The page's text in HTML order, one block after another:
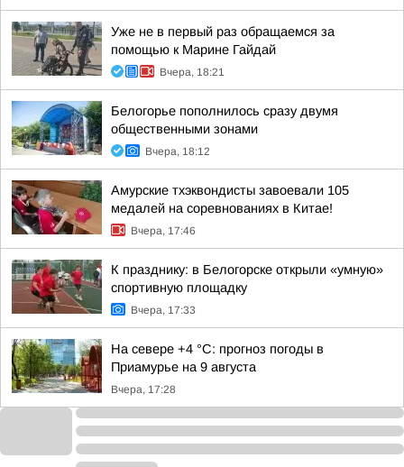
Уже не в первый раз обращаемся за
помощью к Марине Гайдай
Вчера, 18:21
Белогорье пополнилось сразу двумя
общественными зонами
Вчера, 18:12
Амурские тхэквондисты завоевали 105
медалей на соревнованиях в Китае!
Вчера, 17:46
К празднику: в Белогорске открыли «умную»
спортивную площадку
Вчера, 17:33
На севере +4 °С: прогноз погоды в
Приамурье на 9 августа
Вчера, 17:28